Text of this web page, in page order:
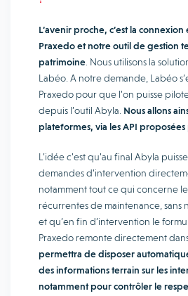
L’avenir proche, c’est la
Praxedo et notre outil de gestion
patrimoine . Nous utilisons la
Labéo. A notre demande, Labéo
Praxedo pour que l’on puisse
depuis l’outil Abyla. Nous allons
plateformes, via les API
L’idée c’est qu’au final Abyla
demandes d’intervention
notamment tout ce qui concerne
récurrentes de maintenance, sans
et qu’en fin d’intervention le
Praxedo remonte directement
permettra de disposer
des informations terrain sur les
notamment pour contrôler le